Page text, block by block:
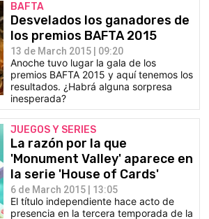
BAFTA
Desvelados los ganadores de
los premios BAFTA 2015
13 de March 2015 | 09:20
Anoche tuvo lugar la gala de los
premios BAFTA 2015 y aquí tenemos los
resultados. ¿Habrá alguna sorpresa
inesperada?
JUEGOS Y SERIES
La razón por la que
'Monument Valley' aparece en
la serie 'House of Cards'
6 de March 2015 | 13:05
El título independiente hace acto de
presencia en la tercera temporada de la